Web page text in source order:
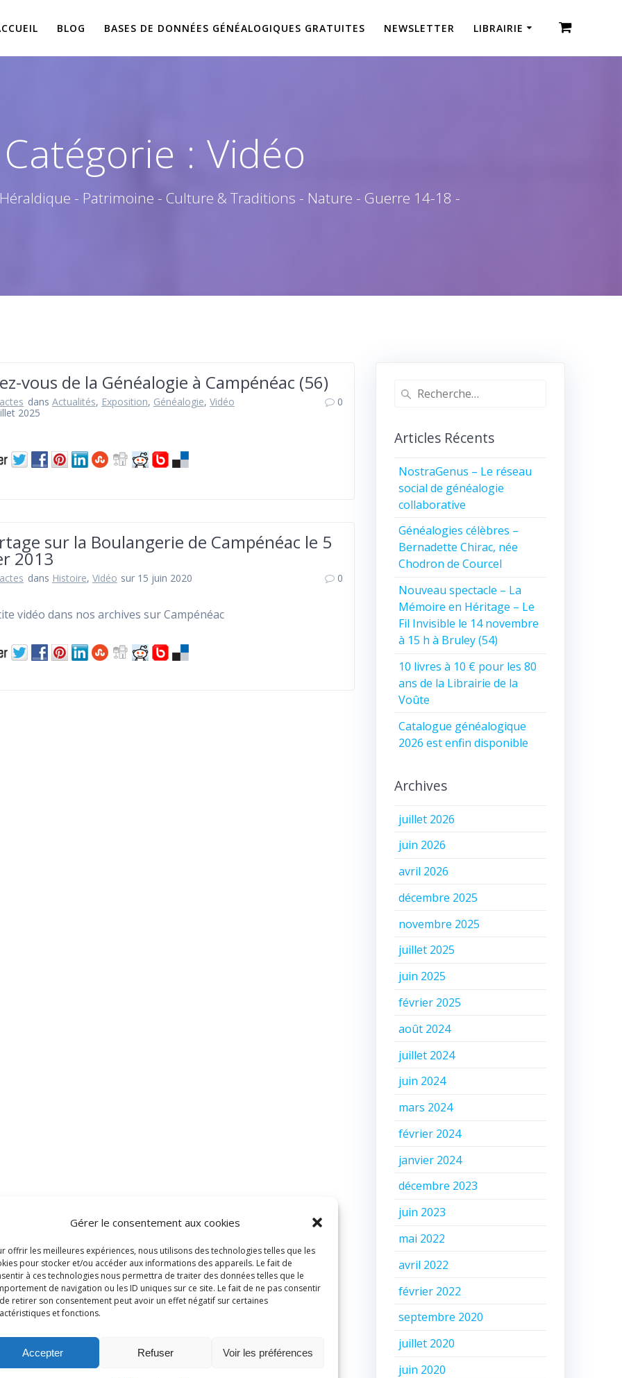
Gérer le consentement aux cookies
offrir les meilleures expériences, nous utilisons des technologies telles que les
pour stocker et/ou accéder aux informations des appareils. Le fait de
à ces technologies nous permettra de traiter des données telles que le
de navigation ou les ID uniques sur ce site. Le fait de ne pas consentir
retirer son consentement peut avoir un effet négatif sur certaines
et fonctions.
Accepter Refuser Voir les préférences
BLOG BASES DE DONNÉES GÉNÉALOGIQUES GRATUITES NEWSLETTER LIBRAIRIE
Catégorie : Vidéo
- Patrimoine - Culture & Traditions - Nature - Guerre 14-18 -
vous de la Généalogie à Campénéac (56)
dans Actualités, Exposition, Généalogie, Vidéo
2025
0
sur la Boulangerie de Campénéac le 5
2013
dans Histoire, Vidéo sur 15 juin 2020 0
vidéo dans nos archives sur Campénéac
Recherche
Articles Récents
NostraGenus – Le réseau
social de généalogie
collaborative
Généalogies célèbres –
Bernadette Chirac, née
Chodron de Courcel
Nouveau spectacle – La
Mémoire en Héritage – Le
Fil Invisible le 14 novembre
à 15 h à Bruley (54)
10 livres à 10 € pour les 80
ans de la Librairie de la
Voûte
Catalogue généalogique
2026 est enfin disponible
Archives
juillet 2026
juin 2026
avril 2026
décembre 2025
novembre 2025
juillet 2025
juin 2025
février 2025
août 2024
juillet 2024
juin 2024
mars 2024
février 2024
janvier 2024
décembre 2023
juin 2023
mai 2022
avril 2022
février 2022
septembre 2020
juillet 2020
juin 2020